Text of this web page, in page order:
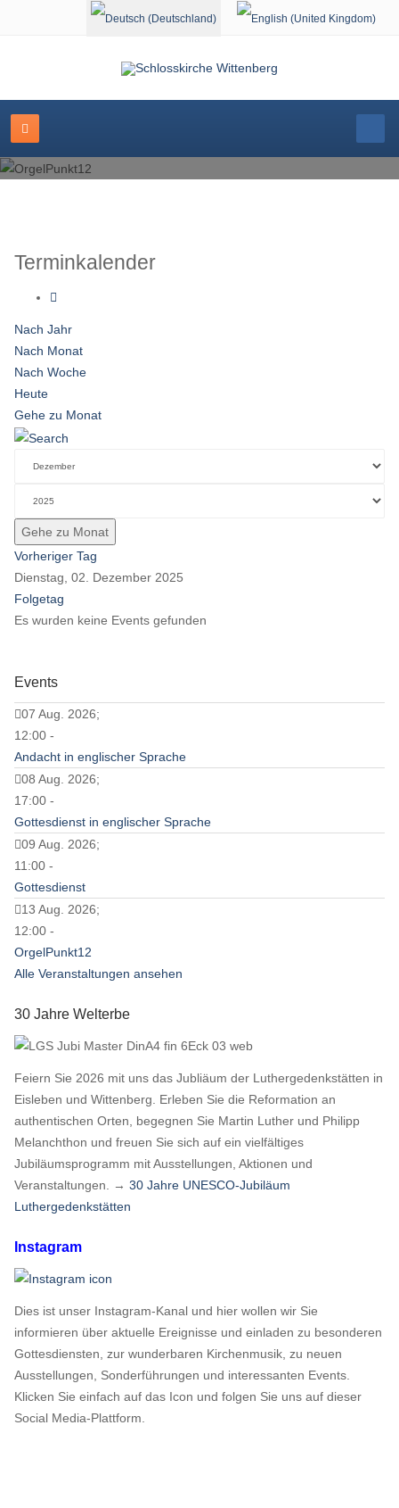
Sprache auswählen
Terminkalender
Nach Jahr
Nach Monat
Nach Woche
Heute
Gehe zu Monat
Gehe zu Monat
Vorheriger Tag
Dienstag, 02. Dezember 2025
Folgetag
Es wurden keine Events gefunden
Events
07 Aug. 2026;
12:00 -
Andacht in englischer Sprache
08 Aug. 2026;
17:00 -
Gottesdienst in englischer Sprache
09 Aug. 2026;
11:00 -
Gottesdienst
13 Aug. 2026;
12:00 -
OrgelPunkt12
Alle Veranstaltungen ansehen
30 Jahre Welterbe
Feiern Sie 2026 mit uns das Jubliäum der Luthergedenkstätten in
Eisleben und Wittenberg. Erleben Sie die Reformation an
authentischen Orten, begegnen Sie Martin Luther und Philipp
Melanchthon und freuen Sie sich auf ein vielfältiges
Jubiläumsprogramm mit Ausstellungen, Aktionen und
Veranstaltungen. → 30 Jahre UNESCO-Jubiläum
Luthergedenkstätten
Instagram
Dies ist unser Instagram-Kanal und hier wollen wir Sie
informieren über aktuelle Ereignisse und einladen zu besonderen
Gottesdiensten, zur wunderbaren Kirchenmusik, zu neuen
Ausstellungen, Sonderführungen und interessanten Events.
Klicken Sie einfach auf das Icon und folgen Sie uns auf dieser
Social Media-Plattform.